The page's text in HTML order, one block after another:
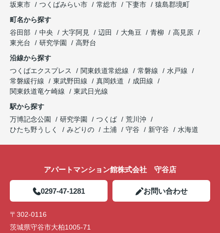
坂東市
つくばみらい市 常総市 下妻市
猿島郡境町
町名から探す
谷田部
中央 大字阿見 辺田 大角豆 青柳
高見原
東光台
研究学園
高野台
沿線から探す
つくばエクスプレス
関東鉄道常総線 常磐線
水戸線
常磐緩行線
東武野田線 真岡鉄道
成田線
関東鉄道竜ケ崎線
東武日光線
駅から探す
万博記念公園
研究学園 つくば
荒川沖
ひたち野うしく
みどりの 土浦 守谷 新守谷 水海道
アパートマンション館株式会社 守谷店
0297-47-1281 お問い合わせ
〒302-0116
茨城県守谷市大柏1005-71